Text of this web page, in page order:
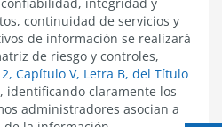
continuidad de servicios y
de información se realizará
de riesgo y controles,
Capítulo V, Letra B, del Título
, identificando claramente los
administradores asocian a